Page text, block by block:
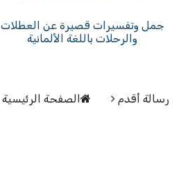
جمل وتفسيرات قصيرة عن العطلات
والرحلات باللغة الألمانية
رسالة أقدم الصفحة الرئيسية